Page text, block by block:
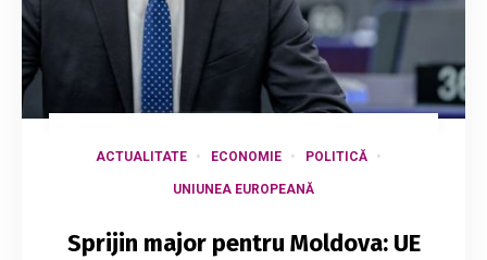
ACTUALITATE ECONOMIE POLITICĂ
UNIUNEA EUROPEANĂ
Sprijin major pentru Moldova: UE